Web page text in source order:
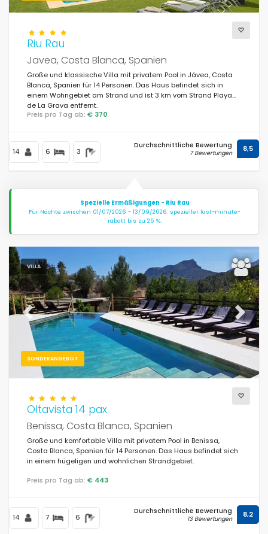
Riu Rau
Javea, Costa Blanca, Spanien
Große und klassische Villa mit privatem Pool in Jávea, Costa
Blanca, Spanien für 14 Personen. Das Haus befindet sich in
einem Wohngebiet am Strand und ist 3 km vom Strand Playa
de La Grava entfernt.
Preis pro Tag ab: € 370
14 6 3
Durchschnittliche Bewertung
7 Bewertungen 8,5
Spezielle Ermäßigungen - Riu Rau
Für Nächte zwischen 01/07/2026 - 13/09/2026: spezieller last-minute-
rabatt bis zu 25 %.
VILLA
SONDERANGEBOT
Previous Next
Oltavista 14 pax
Benissa, Costa Blanca, Spanien
Große und komfortable Villa mit privatem Pool in Benissa,
Costa Blanca, Spanien für 14 Personen. Das Haus befindet sich
in einem hügeligen und wohnlichen Strandgebiet.
Preis pro Tag ab: € 443
14 7 6
Durchschnittliche Bewertung
13 Bewertungen 8,2